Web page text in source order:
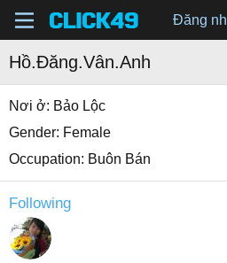
Đăng
Hồ.Đăng.Vân.Anh
Nơi ở
Bảo Lộc
Gender Female
Occupation
Buôn Bán
Following